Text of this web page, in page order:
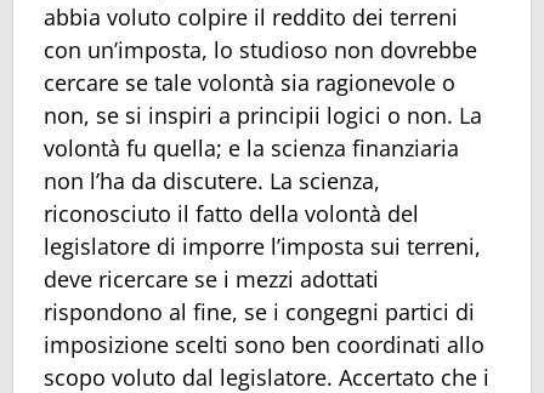
abbia voluto colpire il reddito dei terreni
con un’imposta, lo studioso non dovrebbe
cercare se tale volontà sia ragionevole o
non, se si inspiri a principii logici o non. La
volontà fu quella; e la scienza finanziaria
non l’ha da discutere. La scienza,
riconosciuto il fatto della volontà del
legislatore di imporre l’imposta sui terreni,
deve ricercare se i mezzi adottati
rispondono al fine, se i congegni partici di
imposizione scelti sono ben coordinati allo
scopo voluto dal legislatore. Accertato che i